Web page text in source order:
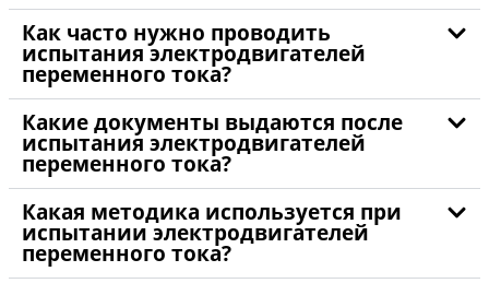
Как часто нужно проводить
испытания электродвигателей
переменного тока?
Какие документы выдаются после
испытания электродвигателей
переменного тока?
Какая методика используется при
испытании электродвигателей
переменного тока?